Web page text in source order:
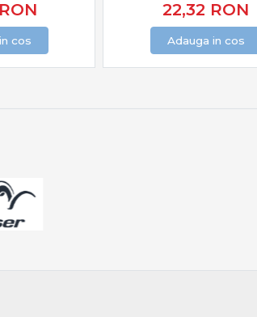
RON
cos
22,32 RON
Adauga in cos